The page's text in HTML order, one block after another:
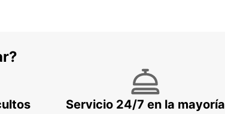
Servicio 24/7 en la mayoría